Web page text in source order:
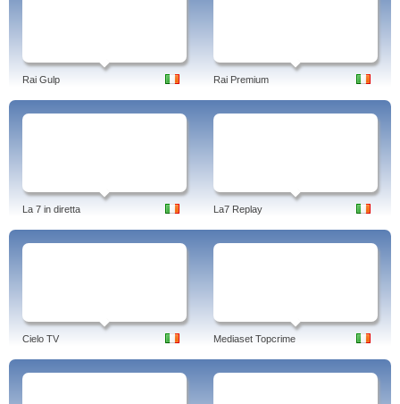
Rai Gulp Rai Premium
La 7 in diretta La7 Replay
Cielo TV Mediaset Topcrime